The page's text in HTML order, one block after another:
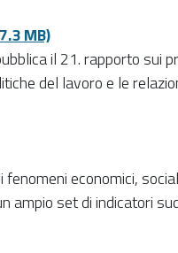
MB)
il 21. rapporto sui
del lavoro e le
economici,
ampio set di indicatori